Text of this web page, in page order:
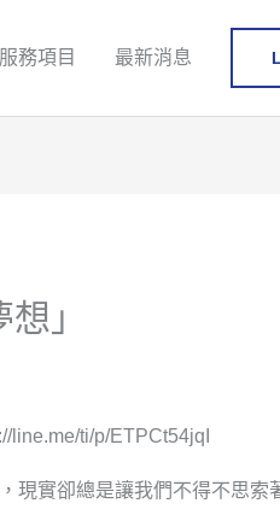
服務項目 最新消息
」
line.me/ti/p/ETPCt54jqI
現實卻總是讓我們不得不思索